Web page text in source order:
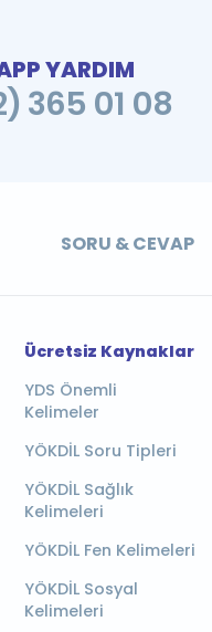
YARDIM
365 01 08
SORU & CEVAP
Ücretsiz Kaynaklar
YDS Önemli
Kelimeler
YÖKDİL Soru Tipleri
YÖKDİL Sağlık
Kelimeleri
YÖKDİL Fen Kelimeleri
YÖKDİL Sosyal
Kelimeleri